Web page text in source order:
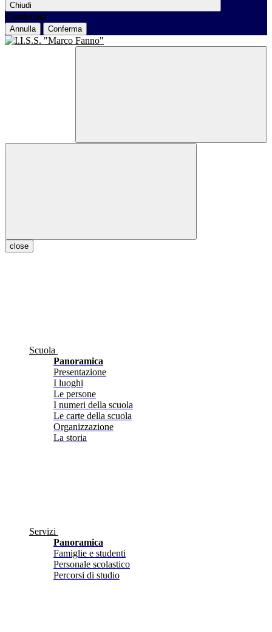
Chiudi
Conferma
Annulla Conferma
close
Scuola
Panoramica
Presentazione
I luoghi
Le persone
I numeri della scuola
Le carte della scuola
Organizzazione
La storia
Servizi
Panoramica
Famiglie e studenti
Personale scolastico
Percorsi di studio